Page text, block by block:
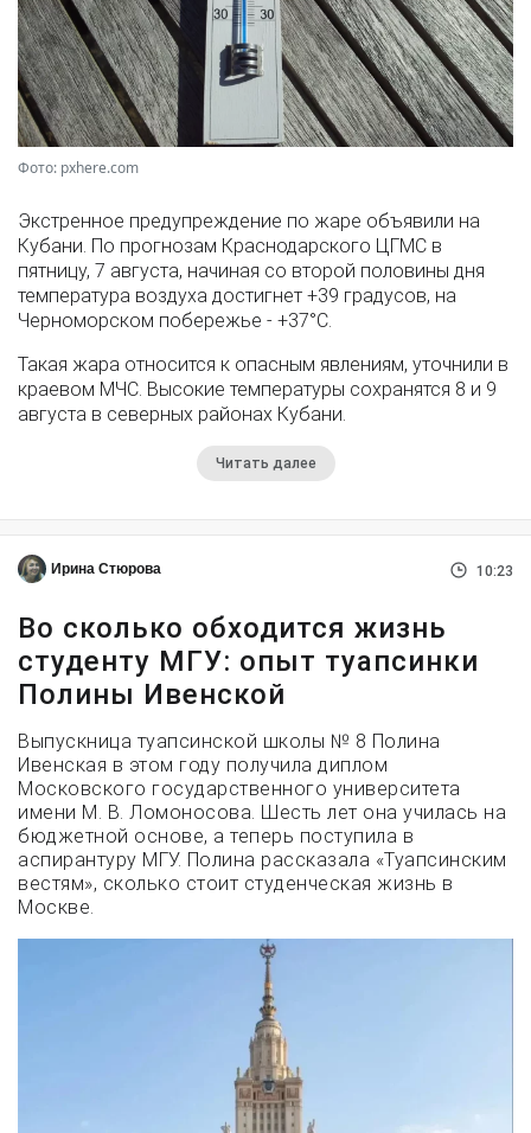
Фото: pxhere.com
Экстренное предупреждение по жаре объявили на
Кубани. По прогнозам Краснодарского ЦГМС в
пятницу, 7 августа, начиная со второй половины дня
температура воздуха достигнет +39 градусов, на
Черноморском побережье - +37°­С.
Такая жара относится к опасным явлениям, уточнили в
краевом МЧС. Высокие температуры сохранятся 8 и 9
августа в северных районах Кубани.
Читать далее
Ирина Стюрова 10:23
Во сколько обходится жизнь
студенту МГУ: опыт туапсинки
Полины Ивенской
Выпускница туапсинской школы № 8 Полина
Ивенская в этом году получила диплом
Московского государственного университета
имени М. В. Ломоносова. Шесть лет она училась на
бюджетной основе, а теперь поступила в
аспирантуру МГУ. Полина рассказала «Туапсинским
вестям», сколько стоит студенческая жизнь в
Москве.